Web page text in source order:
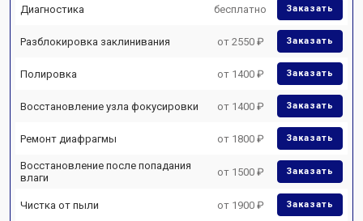
Диагностика бесплатно Заказать
Разблокировка заклинивания от 2550 ₽ Заказать
Полировка от 1400 ₽ Заказать
Восстановление узла фокусировки от 1400 ₽ Заказать
Ремонт диафрагмы от 1800 ₽ Заказать
Восстановление после попадания
влаги
от 1500 ₽ Заказать
Чистка от пыли от 1900 ₽ Заказать